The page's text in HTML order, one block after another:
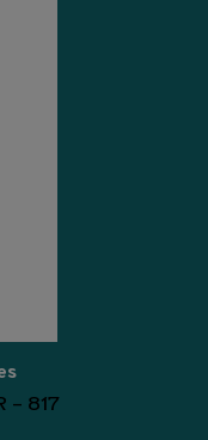
- 817